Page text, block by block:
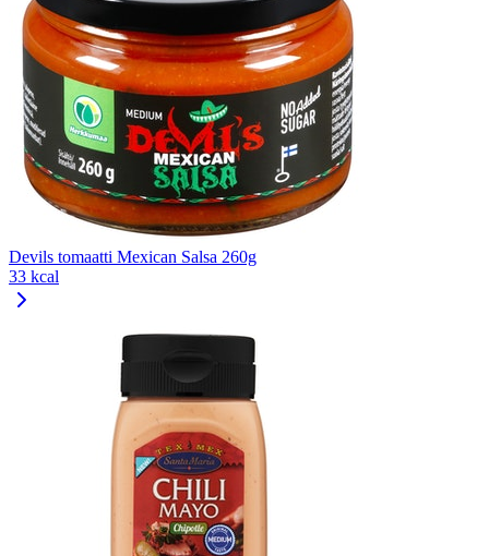
Devils tomaatti Mexican Salsa 260g
33 kcal